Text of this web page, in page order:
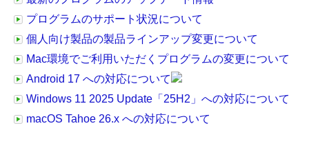
プログラムのサポート状況について
個人向け製品の製品ラインアップ変更について
Mac環境でご利用いただくプログラムの変更について
Android 17 への対応について
Windows 11 2025 Update「25H2」への対応について
macOS Tahoe 26.x への対応について